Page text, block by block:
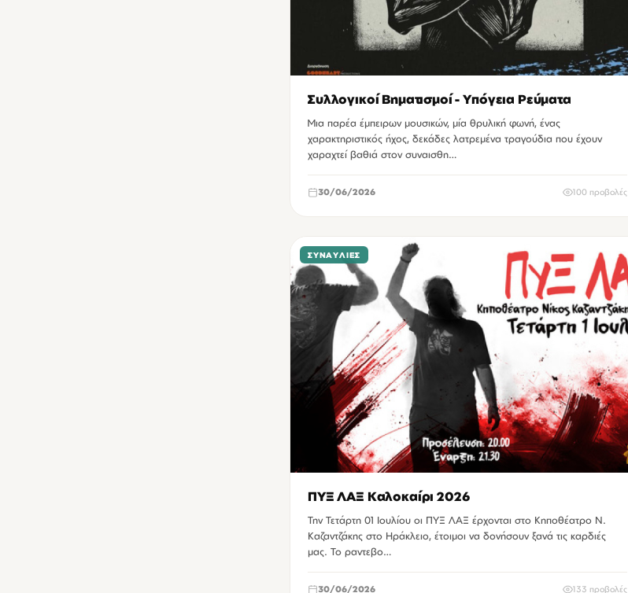
Συλλογικοί Βηματισμοί - Υπόγεια Ρεύματα
Μια παρέα έμπειρων μουσικών, μία θρυλική φωνή, ένας
χαρακτηριστικός ήχος, δεκάδες λατρεμένα τραγούδια που έχουν
χαραχτεί βαθιά στον συναισθη…
30/06/2026 100 προβολές
ΣΥΝΑΥΛΊΕΣ
ΠΥΞ ΛΑΞ Καλοκαίρι 2026
Την Τετάρτη 01 Ιουλίου οι ΠΥΞ ΛΑΞ έρχονται στο Κηποθέατρο Ν.
Καζαντζάκης στο Ηράκλειο, έτοιμοι να δονήσουν ξανά τις καρδιές
μας. Το ραντεβο…
30/06/2026 133 προβολές